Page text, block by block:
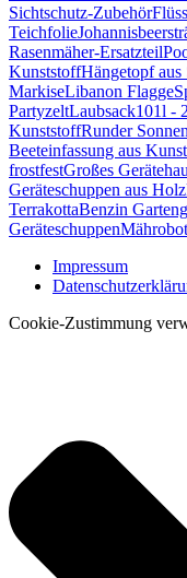
Sichtschutz-Zubehör
Teichfolie
Rasenmäher-Ersatzteil
KunststoffHängetopf aus
MarkiseLibanon Flagge
PartyzeltLaubsack101l -
KunststoffRunder
Beeteinfassung aus
frostfestGroßes
Geräteschuppen aus Holz
TerrakottaBenzin
Geräteschuppen
Impressum
Cookie-Zustimmung